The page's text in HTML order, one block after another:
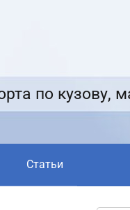
по кузову,
Статьи